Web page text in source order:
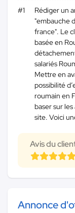
#1
Rédiger un
"embauche
france". Le
basée en
salariés
Mettre en
possibilité
roumain en
baser sur
site. Voici
Avis du
Annonce